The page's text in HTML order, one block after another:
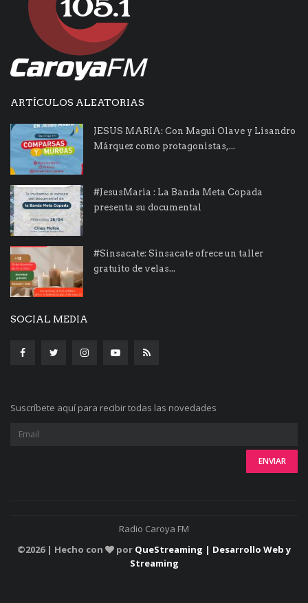
ARTÍCULOS ALEATORIAS
JESUS MARIA: Con Magui Olave y Lisandro
Márquez como protagonistas,...
#JesusMaria : La Banda Meta Copada
presenta su documental
#Sinsacate: Sinsacate ofrece un taller
gratuito de velas...
SOCIAL MEDIA
Suscríbete aquí para recibir todas las novedades
Radio Caroya FM
©2026 | Hecho con por QueStreaming | Desarrollo Web y
Streaming